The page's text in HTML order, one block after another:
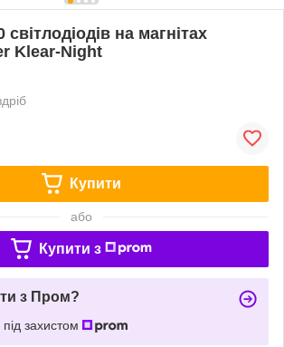
на магнітах
Klear-Night
Купити
або
Купити з
з Пром?
захистом